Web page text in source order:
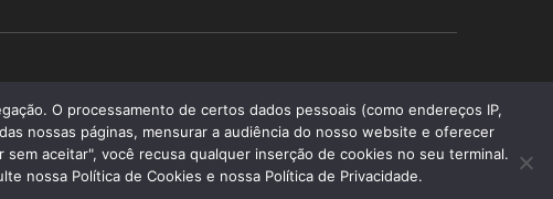
Santa Memória 2019 - Todos os direitos reservados
Faculdade de Ciências Médicas da Santa Casa de São Paulo
Fundação Arnaldo Vieira de Carvalho
O processamento de certos dados pessoais (como endereços IP,
nossas páginas, mensurar a audiência do nosso website e oferecer
aceitar", você recusa qualquer inserção de cookies no seu terminal.
nossa Política de Cookies e nossa Política de Privacidade.